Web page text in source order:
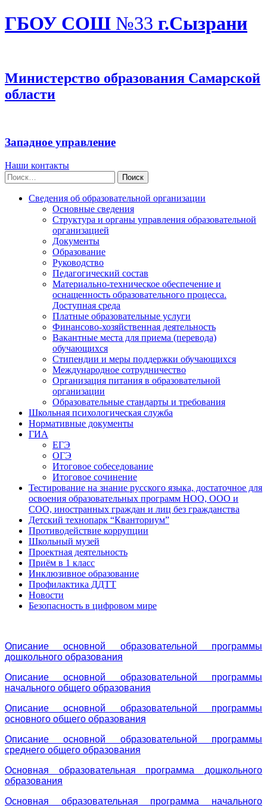
ГБОУ СОШ №33 г.Сызрани
Министерство образования Самарской
области
Западное управление
Наши контакты
Найти:
Сведения об образовательной организации
Основные сведения
Структура и органы управления образовательной
организацией
Документы
Образование
Руководство
Педагогический состав
Материально-техническое обеспечение и
оснащенность образовательного процесса.
Доступная среда
Платные образовательные услуги
Финансово-хозяйственная деятельность
Вакантные места для приема (перевода)
обучающихся
Стипендии и меры поддержки обучающихся
Международное сотрудничество
Организация питания в образовательной
организации
Образовательные стандарты и требования
Школьная психологическая служба
Нормативные документы
ГИА
ЕГЭ
ОГЭ
Итоговое собеседование
Итоговое сочинение
Тестирование на знание русского языка, достаточное для
освоения образовательных программ НОО, ООО и
СОО, иностранных граждан и лиц без гражданства
Детский технопарк “Кванториум”
Противодействие коррупции
Школьный музей
Проектная деятельность
Приём в 1 класс
Инклюзивное образование
Профилактика ДДТТ
Новости
Безопасность в цифровом мире
Описание основной образовательной программы
дошкольного образования
Описание основной образовательной программы
начального общего образования
Описание основной образовательной программы
основного общего образования
Описание основной образовательной программы
среднего общего образования
Основная образовательная программа дошкольного
образования
Основная образовательная программа начального